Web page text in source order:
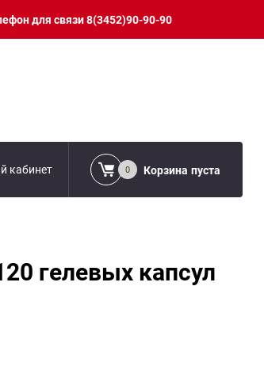
для связи 8(3452)90-90-90
кабинет 0 Корзина пуста
гелевых капсул